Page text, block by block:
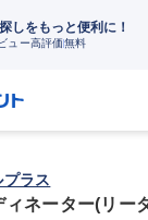
しをもっと便利に！
ュー高評価無料
ラス
ィネーター(リー